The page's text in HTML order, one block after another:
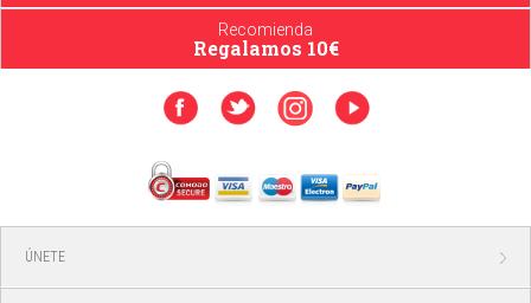
Recomienda
Regalamos 10€
ÚNETE